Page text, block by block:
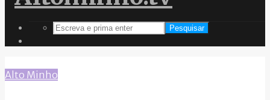
Pesquisar
Alto Minho